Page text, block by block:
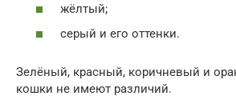
жёлтый;
серый и его оттенки.
Зелёный, красный, коричневый и
кошки не имеют различий.